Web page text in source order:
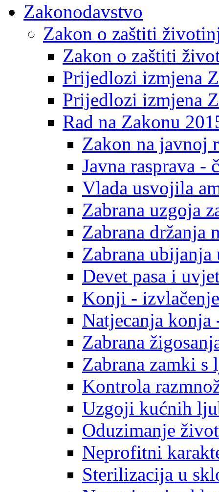
Zakonodavstvo
Zakon o zaštiti
Zakon o zaštiti
Prijedlozi izmjena
Prijedlozi izmjena
Rad na Zakonu
Zakon na javnoj
Javna rasprava -
Vlada usvojila
Zabrana uzgoja
Zabrana držanja
Zabrana
Devet pasa i
Konji -
Natjecanja konja
Zabrana
Zabrana zamki s
Kontrola
Uzgoji kućnih
Oduzimanje
Neprofitni
Sterilizacija u